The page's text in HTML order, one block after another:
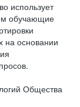
использует
обучающие
на основании
Общества